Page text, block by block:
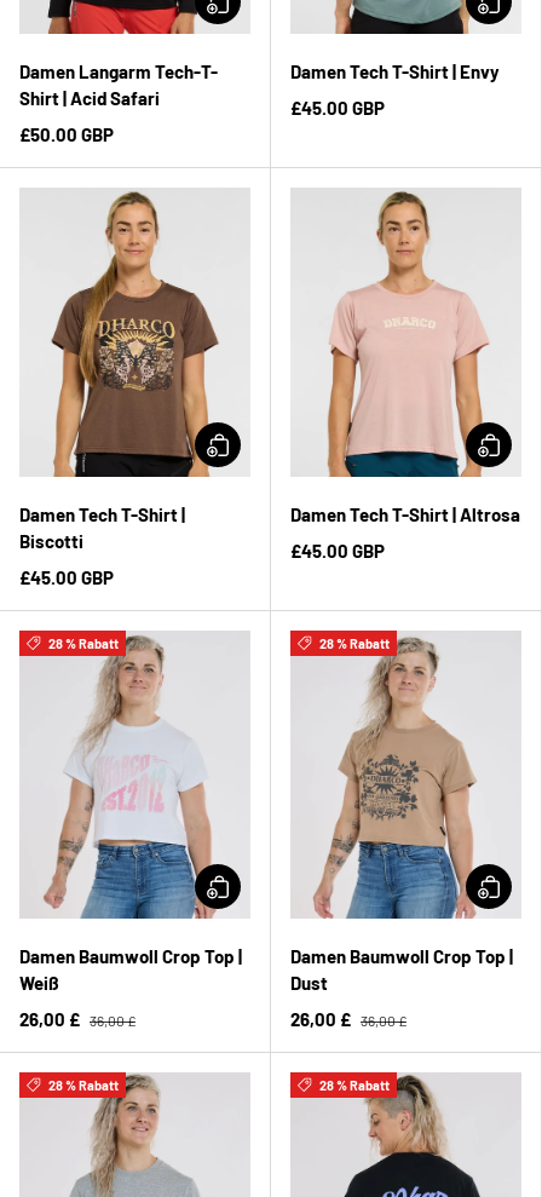
Damen Langarm Tech-T-
Shirt | Acid Safari
£50.00 GBP
Damen Tech T-Shirt | Envy
£45.00 GBP
Damen Tech T-Shirt |
Biscotti
£45.00 GBP
Damen Tech T-Shirt | Altrosa
£45.00 GBP
28 % Rabatt
Damen Baumwoll Crop Top |
Weiß
26,00 £ 36,00 £
28 % Rabatt
Damen Baumwoll Crop Top |
Dust
26,00 £ 36,00 £
28 % Rabatt 28 % Rabatt